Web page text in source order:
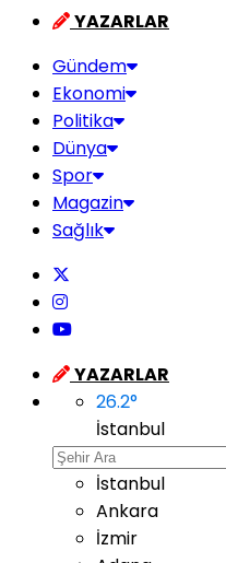
YAZARLAR
Gündem
Ekonomi
Politika
Dünya
Spor
Magazin
Sağlık
YAZARLAR
26.2°
İstanbul
İstanbul
Ankara
İzmir